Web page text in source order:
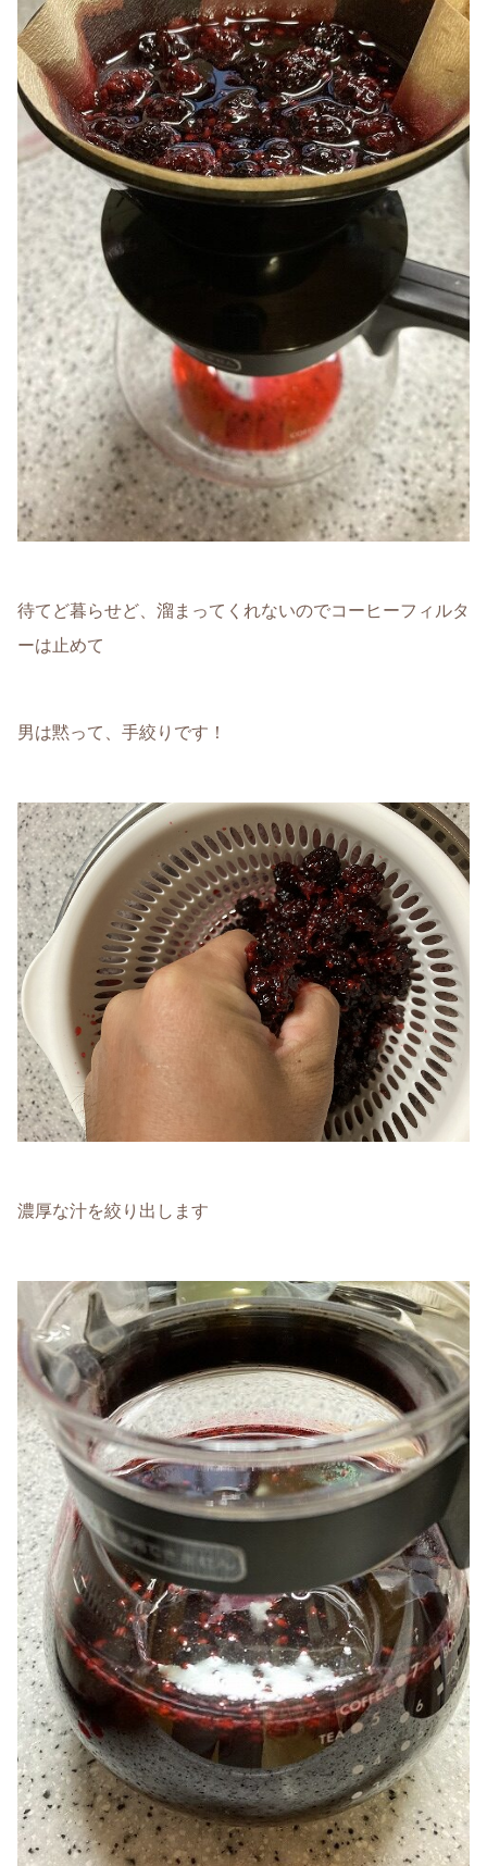
待てど暮らせど、溜まってくれないのでコーヒーフィルタ
ーは止めて
男は黙って、手絞りです！
濃厚な汁を絞り出します